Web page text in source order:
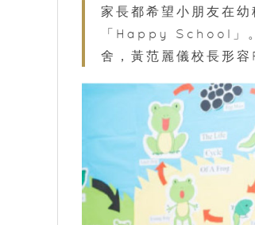
家長都希望小朋友在
「Happy School」
舍，黃范麗儀校長形